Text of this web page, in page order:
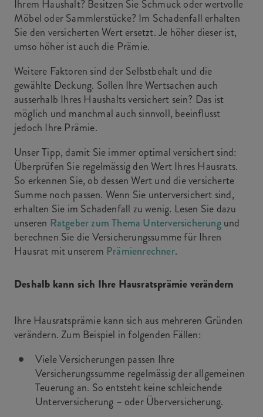
Ihrem Haushalt? Besitzen Sie Schmuck oder wertvolle
Möbel oder Sammlerstücke? Im Schadenfall erhalten
Sie den versicherten Wert ersetzt. Je höher dieser ist,
umso höher ist auch die Prämie.
Weitere Faktoren sind der Selbstbehalt und die
gewählte Deckung. Sollen Ihre Wertsachen auch
ausserhalb Ihres Haushalts versichert sein? Das ist
möglich und manchmal auch sinnvoll, beeinflusst
jedoch Ihre Prämie.
Unser Tipp, damit Sie immer optimal versichert sind:
Überprüfen Sie regelmässig den Wert Ihres Hausrats.
So erkennen Sie, ob dessen Wert und die versicherte
Summe noch passen. Wenn Sie unterversichert sind,
erhalten Sie im Schadenfall zu wenig. Lesen Sie dazu
unseren Ratgeber zum Thema Unterversicherungund
berechnen Sie die Versicherungssumme für Ihren
Hausrat mit unserem Prämienrechner.
Deshalb kann sich Ihre Hausratsprämie verändern
Ihre Hausratsprämie kann sich aus mehreren Gründen
verändern. Zum Beispiel in folgenden Fällen:
Viele Versicherungen passen Ihre
Versicherungssumme regelmässig der allgemeinen
Teuerung an. So entsteht keine schleichende
Unterversicherung – oder Überversicherung.